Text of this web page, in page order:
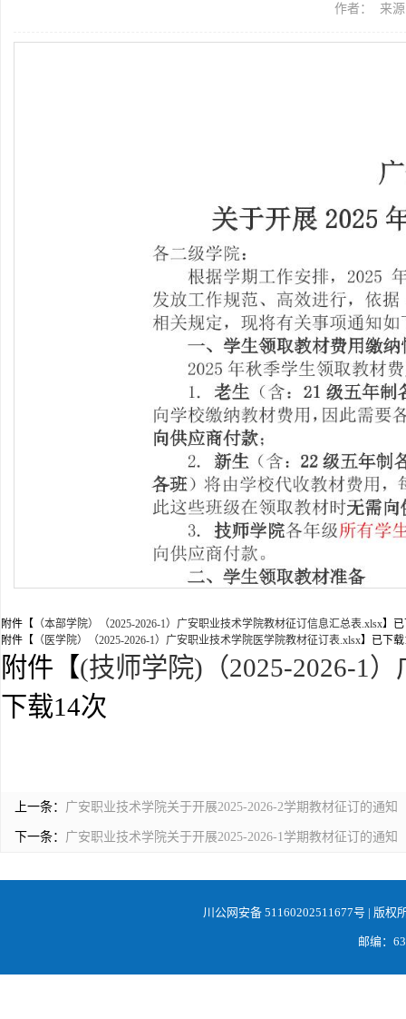
作者： 来
附件【 （本部学院）（2025-2026-1）广安职业技术学院教材征订信息汇总表.xlsx】
附件【 （医学院）（2025-2026-1）广安职业技术学院医学院教材征订表.xlsx】已下载
附件【(技师学院)（2025-2026-1
下载14次
上一条： 广安职业技术学院关于开展2025-2026-2学期教材征订的通知
下一条： 广安职业技术学院关于开展2025-2026-1学期教材征订的通知
川公网安备 51160202511677号 | 版权
邮编：